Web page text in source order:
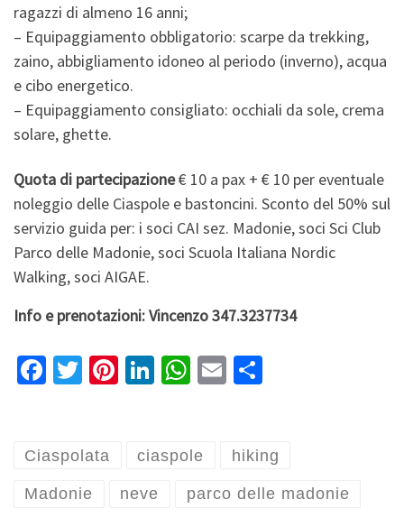
ragazzi di almeno 16 anni;
– Equipaggiamento obbligatorio: scarpe da trekking,
zaino, abbigliamento idoneo al periodo (inverno), acqua
e cibo energetico.
– Equipaggiamento consigliato: occhiali da sole, crema
solare, ghette.
Quota di partecipazione€ 10 a pax + € 10 per eventuale
noleggio delle Ciaspole e bastoncini. Sconto del 50% sul
servizio guida per: i soci CAI sez. Madonie, soci Sci Club
Parco delle Madonie, soci Scuola Italiana Nordic
Walking, soci AIGAE.
Info e prenotazioni: Vincenzo 347.3237734
Fa
o
o
T
er
Pi
es
t
Li
dI
n
W
sA
p
E
l
e
Ciaspolata ciaspole hiking
Madonie neve parco delle madonie